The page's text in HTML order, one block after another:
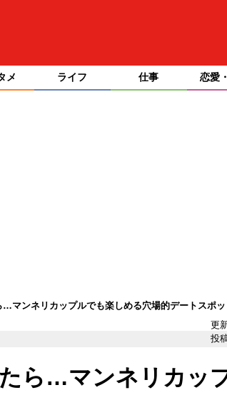
メ ライフ 仕事 恋愛
マンネリカップルでも楽しめる穴場的デートスポッ
更
投
ら…マンネリカッ